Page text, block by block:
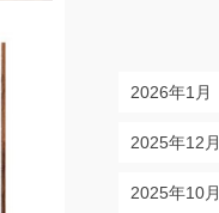
2026年1月
2025年12月
2025年10月